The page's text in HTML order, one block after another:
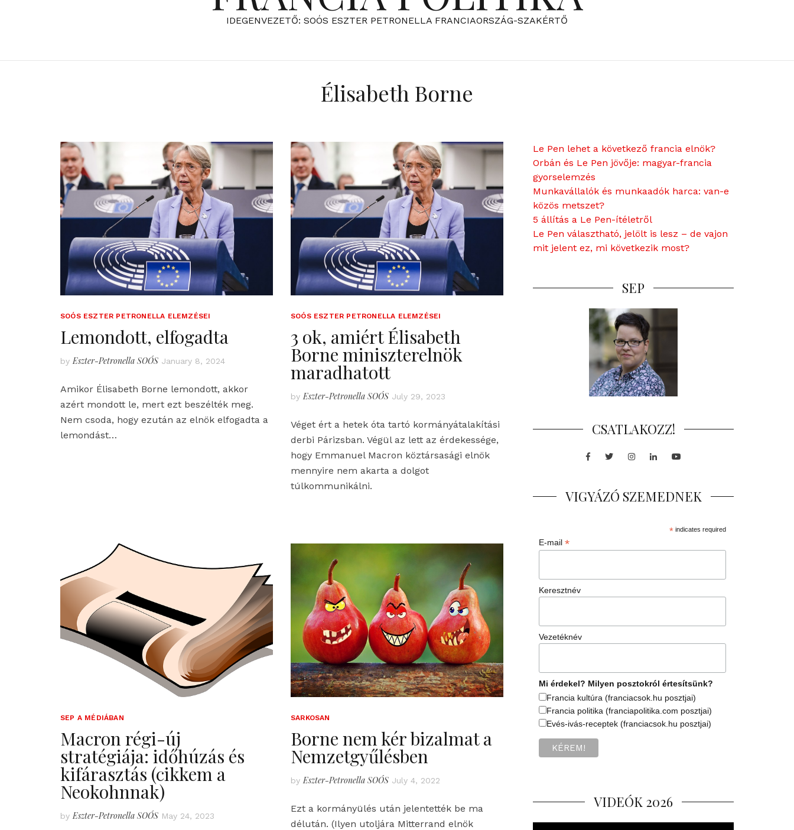
IDEGENVEZETŐ: SOÓS ESZTER PETRONELLA FRANCIAORSZÁG-SZAKÉRTŐ
Élisabeth Borne
SOÓS ESZTER PETRONELLA ELEMZÉSEI
Lemondott, elfogadta
by Eszter-Petronella SOÓS January 8, 2024
Amikor Élisabeth Borne lemondott, akkor
azért mondott le, mert ezt beszélték meg.
Nem csoda, hogy ezután az elnök elfogadta a
lemondást…
SOÓS ESZTER PETRONELLA ELEMZÉSEI
3 ok, amiért Élisabeth
Borne miniszterelnök
maradhatott
by Eszter-Petronella SOÓS July 29, 2023
Véget ért a hetek óta tartó kormányátalakítási
derbi Párizsban. Végül az lett az érdekessége,
hogy Emmanuel Macron köztársasági elnök
mennyire nem akarta a dolgot
túlkommunikálni.
SEP A MÉDIÁBAN
Macron régi-új
stratégiája: időhúzás és
kifárasztás (cikkem a
Neokohnnak)
by Eszter-Petronella SOÓS May 24, 2023
SARKOSAN
Borne nem kér bizalmat a
Nemzetgyűlésben
by Eszter-Petronella SOÓS July 4, 2022
Ezt a kormányülés után jelentették be ma
délután. (Ilyen utoljára Mitterrand elnök
Le Pen lehet a következő francia elnök?
Orbán és Le Pen jövője: magyar-francia
gyorselemzés
Munkavállalók és munkaadók harca: van-e
közös metszet?
5 állítás a Le Pen-ítéletről
Le Pen választható, jelölt is lesz – de vajon
mit jelent ez, mi következik most?
SEP
CSATLAKOZZ!
Facebook
TwitterInstagram
LinkedInYoutube
VIGYÁZÓ SZEMEDNEK
*indicates required
E-mail*
Keresztnév
Vezetéknév
Mi érdekel? Milyen posztokról értesítsünk?
Francia kultúra (franciacsok.hu posztjai)
Francia politika (franciapolitika.com posztjai)
Evés-ivás-receptek (franciacsok.hu posztjai)
VIDEÓK 2026